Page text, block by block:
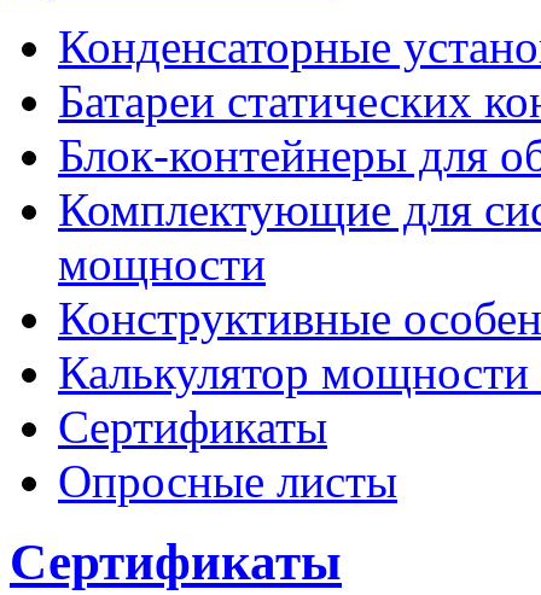
Конденсаторные
Батареи статических
Блок-контейнеры для
Комплектующие для
мощности
Конструктивные
Калькулятор мощности
Сертификаты
Опросные листы
Сертификаты